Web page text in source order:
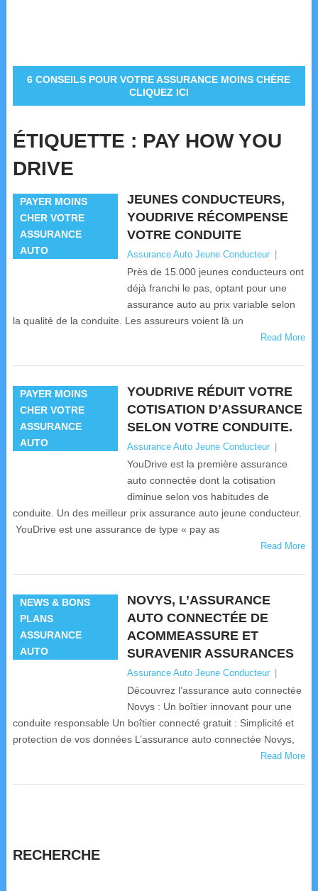
6 CONSEILS POUR VOTRE ASSURANCE MOINS CHÈRE
CLIQUEZ ICI
ÉTIQUETTE : PAY HOW YOU
DRIVE
PAYER MOINS
CHER VOTRE
ASSURANCE
AUTO
JEUNES CONDUCTEURS,
YOUDRIVE RÉCOMPENSE
VOTRE CONDUITE
Assurance Auto Jeune Conducteur
Près de 15.000 jeunes conducteurs ont
déjà franchi le pas, optant pour une
assurance auto au prix variable selon
la qualité de la conduite. Les assureurs voient là un
Read More
PAYER MOINS
CHER VOTRE
ASSURANCE
AUTO
YOUDRIVE RÉDUIT VOTRE
COTISATION D’ASSURANCE
SELON VOTRE CONDUITE.
Assurance Auto Jeune Conducteur
YouDrive est la première assurance
auto connectée dont la cotisation
diminue selon vos habitudes de
conduite. Un des meilleur prix assurance auto jeune conducteur.
YouDrive est une assurance de type « pay as
Read More
NEWS & BONS
PLANS
ASSURANCE
AUTO
NOVYS, L’ASSURANCE
AUTO CONNECTÉE DE
ACOMMEASSURE ET
SURAVENIR ASSURANCES
Assurance Auto Jeune Conducteur
Découvrez l’assurance auto connectée
Novys : Un boîtier innovant pour une
conduite responsable Un boîtier connecté gratuit : Simplicité et
protection de vos données L’assurance auto connectée Novys,
Read More
RECHERCHE